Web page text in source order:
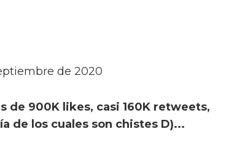
de 2020
de 900K likes, casi 160K retweets,
de los cuales son chistes D)...